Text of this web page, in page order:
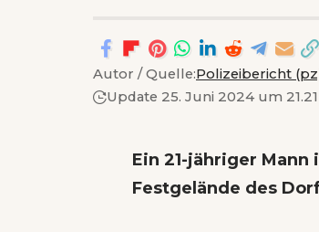
Autor / Quelle:Polizeibericht
Update 25. Juni 2024 um
Ein 21-jähriger Mann
Festgelände des